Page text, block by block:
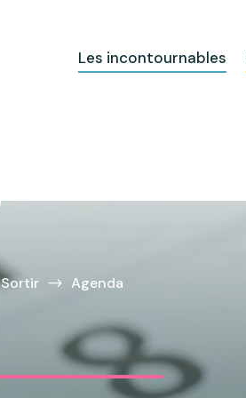
Les incontournables
Sortir $ Agenda